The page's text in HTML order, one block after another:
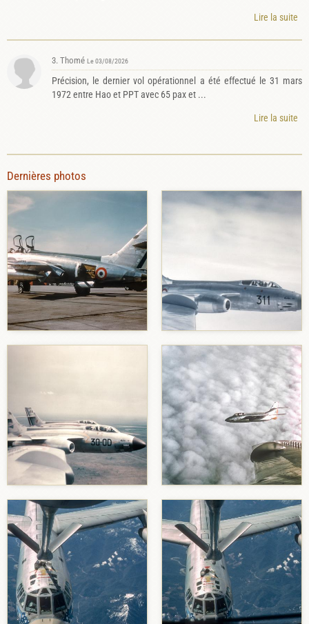
Lire la suite
3. Thomé Le 03/08/2026
Précision, le dernier vol opérationnel a été effectué le 31 mars
1972 entre Hao et PPT avec 65 pax et ...
Lire la suite
Dernières photos